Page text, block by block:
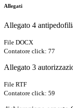
Allegati
Allegato 4
File DOCX
Contatore click: 77
Allegato 3
File RTF
Contatore click: 59